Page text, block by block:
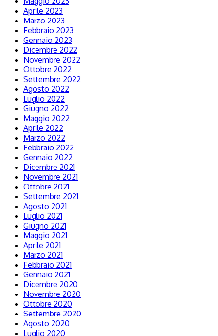
Aprile 2023
Marzo 2023
Febbraio 2023
Gennaio 2023
Dicembre 2022
Novembre 2022
Ottobre 2022
Settembre 2022
Agosto 2022
Luglio 2022
Giugno 2022
Maggio 2022
Aprile 2022
Marzo 2022
Febbraio 2022
Gennaio 2022
Dicembre 2021
Novembre 2021
Ottobre 2021
Settembre 2021
Agosto 2021
Luglio 2021
Giugno 2021
Maggio 2021
Aprile 2021
Marzo 2021
Febbraio 2021
Gennaio 2021
Dicembre 2020
Novembre 2020
Ottobre 2020
Settembre 2020
Agosto 2020
Luglio 2020